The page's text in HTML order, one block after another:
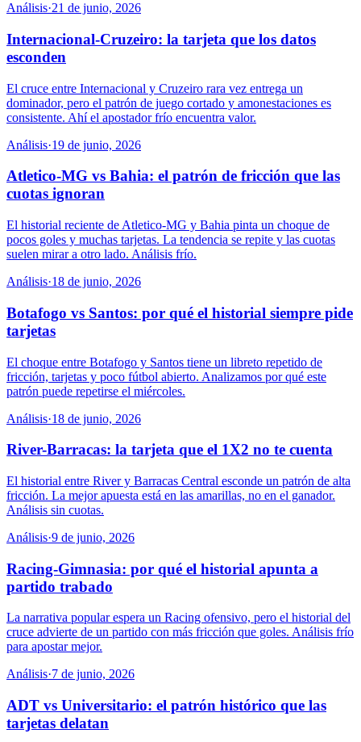
Análisis·21 de junio, 2026
Internacional-Cruzeiro: la tarjeta que los datos
esconden
El cruce entre Internacional y Cruzeiro rara vez entrega un
dominador, pero el patrón de juego cortado y amonestaciones es
consistente. Ahí el apostador frío encuentra valor.
Análisis·19 de junio, 2026
Atletico-MG vs Bahia: el patrón de fricción que las
cuotas ignoran
El historial reciente de Atletico-MG y Bahia pinta un choque de
pocos goles y muchas tarjetas. La tendencia se repite y las cuotas
suelen mirar a otro lado. Análisis frío.
Análisis·18 de junio, 2026
Botafogo vs Santos: por qué el historial siempre pide
tarjetas
El choque entre Botafogo y Santos tiene un libreto repetido de
fricción, tarjetas y poco fútbol abierto. Analizamos por qué este
patrón puede repetirse el miércoles.
Análisis·18 de junio, 2026
River-Barracas: la tarjeta que el 1X2 no te cuenta
El historial entre River y Barracas Central esconde un patrón de alta
fricción. La mejor apuesta está en las amarillas, no en el ganador.
Análisis sin cuotas.
Análisis·9 de junio, 2026
Racing-Gimnasia: por qué el historial apunta a
partido trabado
La narrativa popular espera un Racing ofensivo, pero el historial del
cruce advierte de un partido con más fricción que goles. Análisis frío
para apostar mejor.
Análisis·7 de junio, 2026
ADT vs Universitario: el patrón histórico que las
tarjetas delatan